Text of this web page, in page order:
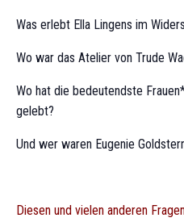
Was erlebt Ella Lingens im
Wo war das Atelier von Trude
Wo hat die bedeutendste
gelebt?
Und wer waren Eugenie
Diesen und vielen anderen